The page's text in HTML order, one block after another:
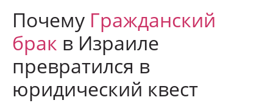
Почему Гражданский
брак в Израиле
превратился в
юридический квест